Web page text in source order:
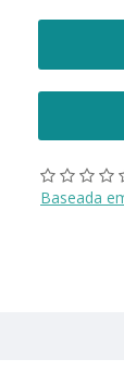
Baseada